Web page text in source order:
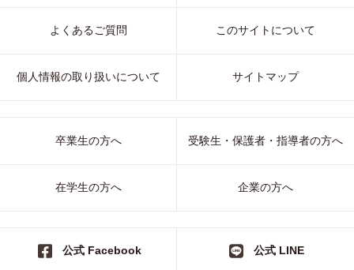
よくあるご質問 このサイトについて
個人情報の取り扱いについて サイトマップ
卒業生の方へ 受験生・保護者・指導者の方へ
在学生の方へ 企業の方へ
公式 Facebook 公式 LINE